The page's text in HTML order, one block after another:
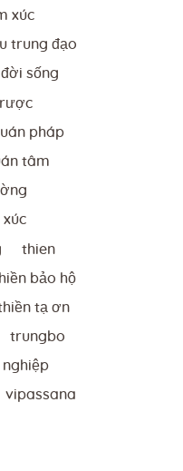
xúc
trung đạo
sống
pháp
tâm
xúc
thien
bảo hộ
tạ ơn
trungbo
vipassana